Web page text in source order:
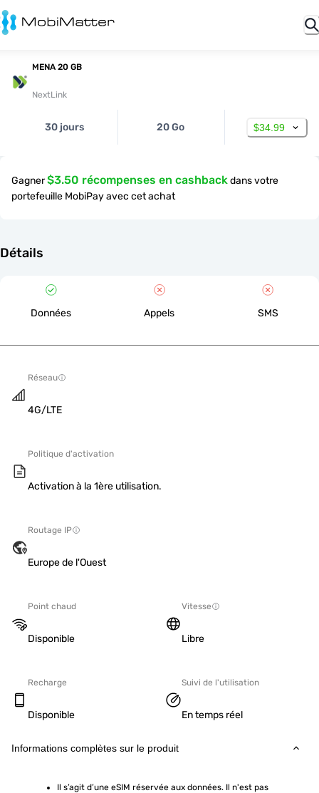
MENA 20 GB
NextLink
30 jours 20 Go $34.99
Gagner$3.50 récompenses en cashbackdans votre
portefeuille MobiPay avec cet achat
Détails
Données Appels SMS
Réseau
4G/LTE
Politique d'activation
Activation à la 1ère utilisation.
Routage IP
Europe de l'Ouest
Point chaud
Disponible
Vitesse
Libre
Recharge
Disponible
Suivi de l'utilisation
En temps réel
Informations complètes sur le produit
Il s’agit d’une eSIM réservée aux données. Il n'est pas